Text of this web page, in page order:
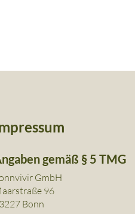
gemäß § 5 TMG
GmbH
96
Bonn